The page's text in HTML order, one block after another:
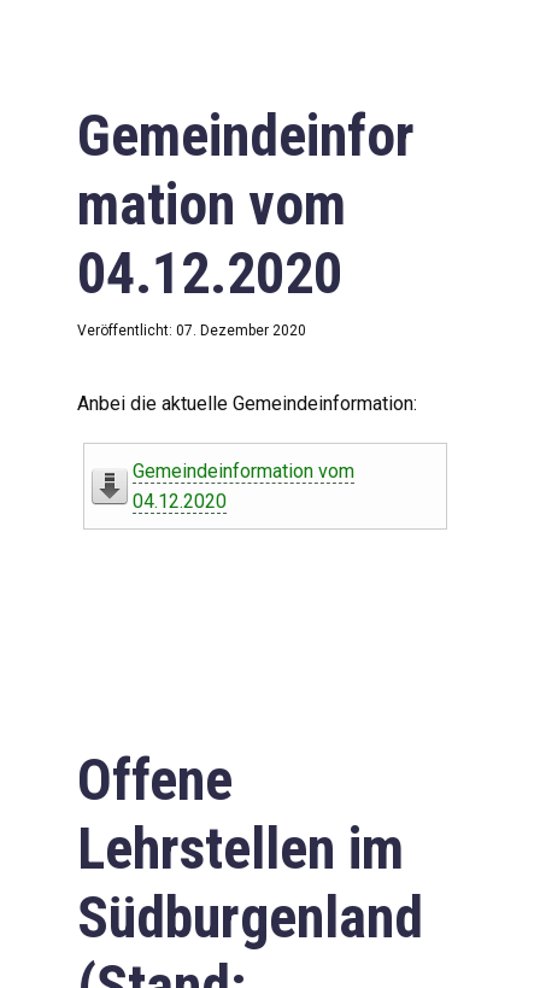
Gemeindeinfor
mation vom
04.12.2020
Veröffentlicht: 07. Dezember 2020
Anbei die aktuelle Gemeindeinformation:
Gemeindeinformation vom
04.12.2020
Offene
Lehrstellen im
Südburgenland